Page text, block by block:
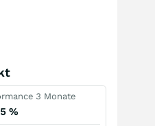
3 Monate
%